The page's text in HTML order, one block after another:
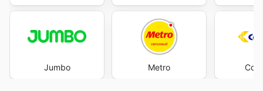
Jumbo Metro